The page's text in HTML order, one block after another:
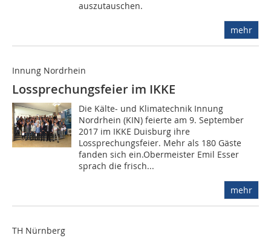
auszutauschen.
mehr
Innung Nordrhein
Lossprechungsfeier im IKKE
Die Kälte- und Klimatechnik Innung
Nordrhein (KIN) feierte am 9. September
2017 im IKKE Duisburg ihre
Lossprechungsfeier. Mehr als 180 Gäste
fanden sich ein.Obermeister Emil Esser
sprach die frisch...
mehr
TH Nürnberg